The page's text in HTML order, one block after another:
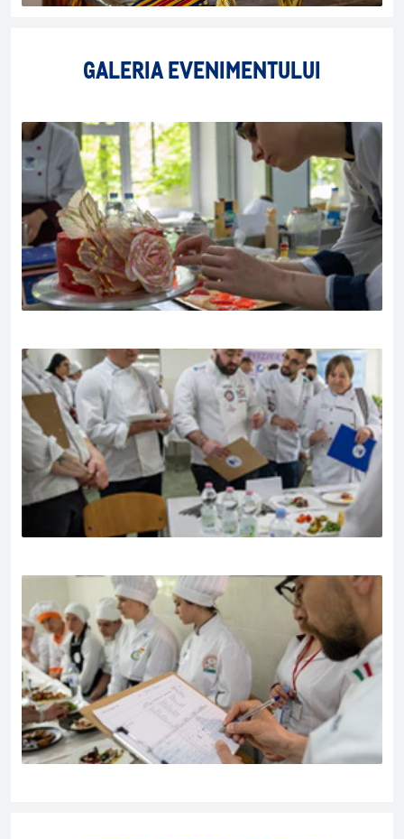
GALERIA EVENIMENTULUI